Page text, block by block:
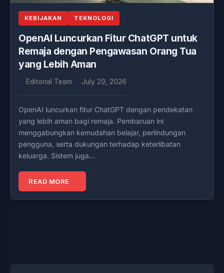
KEBIJAKAN TEKNOLOGI
OpenAI Luncurkan Fitur ChatGPT untuk
Remaja dengan Pengawasan Orang Tua
yang Lebih Aman
Editorial Team July 29, 2026
OpenAI luncurkan fitur ChatGPT dengan pendekatan
yang lebih aman bagi remaja. Pembaruan ini
menggabungkan kemudahan belajar, perlindungan
pengguna, serta dukungan terhadap keterlibatan
keluarga. Sistem juga…
READ MORE